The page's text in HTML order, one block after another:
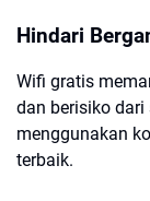
Hindari
Wifi gratis
dan berisiko
menggunakan
terbaik.